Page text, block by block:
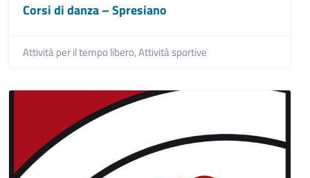
Corsi di danza – Spresiano
Attività per il tempo libero,Attività sportive